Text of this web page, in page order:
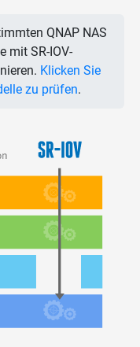
QNAP NAS
mit SR-IOV-
Klicken Sie
zu prüfen.